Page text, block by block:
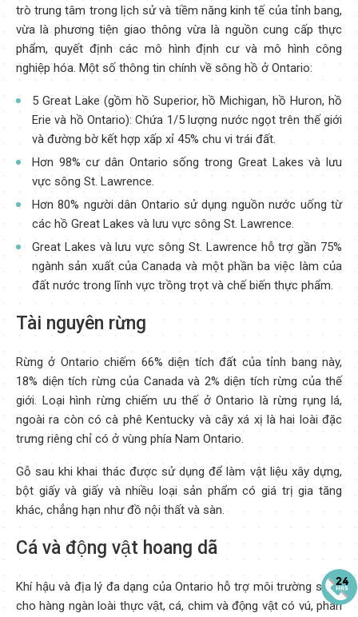
trò trung tâm trong lịch sử và tiềm năng kinh tế của tỉnh bang,
vừa là phương tiện giao thông vừa là nguồn cung cấp thực
phẩm, quyết định các mô hình định cư và mô hình công
nghiệp hóa. Một số thông tin chính về sông hồ ở Ontario:
5 Great Lake (gồm hồ Superior, hồ Michigan, hồ Huron, hồ
Erie và hồ Ontario): Chứa 1/5 lượng nước ngọt trên thế giới
và đường bờ kết hợp xấp xỉ 45% chu vi trái đất.
Hơn 98% cư dân Ontario sống trong Great Lakes và lưu
vực sông St. Lawrence.
Hơn 80% người dân Ontario sử dụng nguồn nước uống từ
các hồ Great Lakes và lưu vực sông St. Lawrence.
Great Lakes và lưu vực sông St. Lawrence hỗ trợ gần 75%
ngành sản xuất của Canada và một phần ba việc làm của
đất nước trong lĩnh vực trồng trọt và chế biến thực phẩm.
Tài nguyên rừng
Rừng ở Ontario chiếm 66% diện tích đất của tỉnh bang này,
18% diện tích rừng của Canada và 2% diện tích rừng của thế
giới. Loại hình rừng chiếm ưu thế ở Ontario là rừng rụng lá,
ngoài ra còn có cà phê Kentucky và cây xá xị là hai loài đặc
trưng riêng chỉ có ở vùng phía Nam Ontario.
Gỗ sau khi khai thác được sử dụng để làm vật liệu xây dựng,
bột giấy và giấy và nhiều loại sản phẩm có giá trị gia tăng
khác, chẳng hạn như đồ nội thất và sàn.
Cá và động vật hoang dã
Khí hậu và địa lý đa dạng của Ontario hỗ trợ môi trường sống
cho hàng ngàn loài thực vật, cá, chim và động vật có vú, phân